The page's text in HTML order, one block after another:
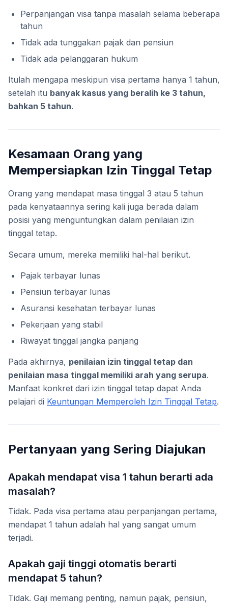
Perpanjangan visa tanpa masalah selama beberapa
tahun
Tidak ada tunggakan pajak dan pensiun
Tidak ada pelanggaran hukum
Itulah mengapa meskipun visa pertama hanya 1 tahun,
setelah itu banyak kasus yang beralih ke 3 tahun,
bahkan 5 tahun.
Kesamaan Orang yang
Mempersiapkan Izin Tinggal Tetap
Orang yang mendapat masa tinggal 3 atau 5 tahun
pada kenyataannya sering kali juga berada dalam
posisi yang menguntungkan dalam penilaian izin
tinggal tetap.
Secara umum, mereka memiliki hal-hal berikut.
Pajak terbayar lunas
Pensiun terbayar lunas
Asuransi kesehatan terbayar lunas
Pekerjaan yang stabil
Riwayat tinggal jangka panjang
Pada akhirnya, penilaian izin tinggal tetap dan
penilaian masa tinggal memiliki arah yang serupa.
Manfaat konkret dari izin tinggal tetap dapat Anda
pelajari di Keuntungan Memperoleh Izin Tinggal Tetap.
Pertanyaan yang Sering Diajukan
Apakah mendapat visa 1 tahun berarti ada
masalah?
Tidak. Pada visa pertama atau perpanjangan pertama,
mendapat 1 tahun adalah hal yang sangat umum
terjadi.
Apakah gaji tinggi otomatis berarti
mendapat 5 tahun?
Tidak. Gaji memang penting, namun pajak, pensiun,